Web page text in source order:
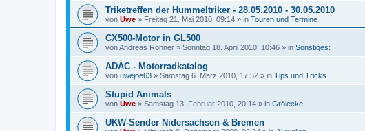
Triketreffen der Hummeltriker - 28.05.2010 - 30.05.2010
von Uwe » Freitag 21. Mai 2010, 09:14 » in Touren und Termine
CX500-Motor in GL500
vonAndreas Rohner » Sonntag 18. April 2010, 10:46 » in Sonstiges:
ADAC - Motorradkatalog
von uwejoe63 » Samstag 6. März 2010, 17:52 » in Tips und Tricks
Stupid Animals
von Uwe » Samstag 13. Februar 2010, 20:14 » in Grölecke
UKW-Sender Nidersachsen & Bremen